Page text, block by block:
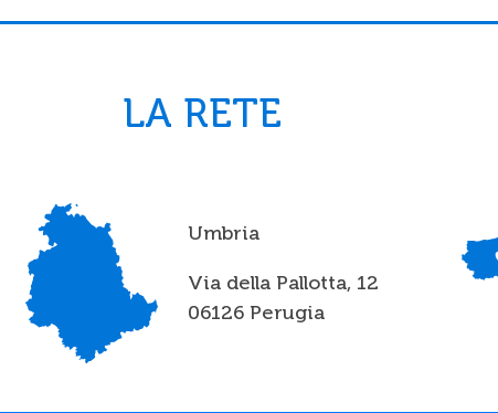
LA RETE
Umbria
Via della Pallotta, 12
06126 Perugia